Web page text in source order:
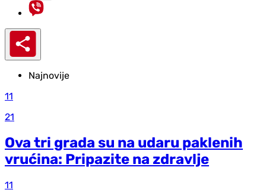
Najnovije
11
21
Ova tri grada su na udaru paklenih
vrućina: Pripazite na zdravlje
11